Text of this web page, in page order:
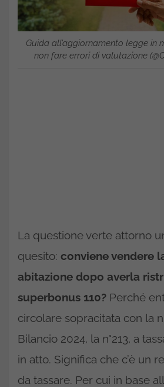
Guida all’aggiornamento legge in
non fare errori di valutazione
La questione verte attorno
quesito: conviene vendere
abitazione dopo averla
superbonus 110? Perché
circolare sopracitata con la
Bilancio 2024, la n°213, a
in atto. Significa che c’è un
da tassare. Per cui in base